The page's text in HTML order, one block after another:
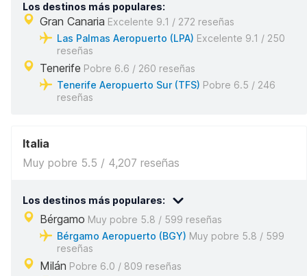
Los destinos más populares:
Gran Canaria Excelente 9.1 / 272 reseñas
Las Palmas Aeropuerto (LPA) Excelente 9.1 / 250
reseñas
Tenerife Pobre 6.6 / 260 reseñas
Tenerife Aeropuerto Sur (TFS) Pobre 6.5 / 246
reseñas
Italia
Muy pobre 5.5 / 4,207 reseñas
Los destinos más populares:
Bérgamo Muy pobre 5.8 / 599 reseñas
Bérgamo Aeropuerto (BGY) Muy pobre 5.8 / 599
reseñas
Milán Pobre 6.0 / 809 reseñas